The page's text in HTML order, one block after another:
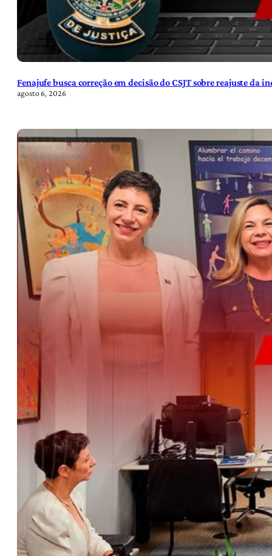
Fenajufe busca correção em decisão do CSJT sobre reajuste da
agosto 6, 2026